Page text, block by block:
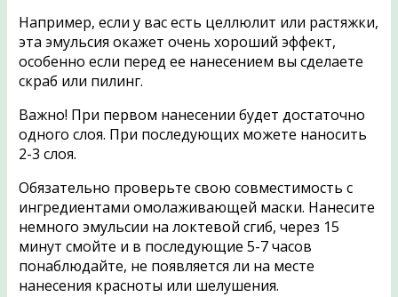
Например, если у вас есть целлюлит или растяжки,
эта эмульсия окажет очень хороший эффект,
особенно если перед ее нанесением вы сделаете
скраб или пилинг.
Важно! При первом нанесении будет достаточно
одного слоя. При последующих можете наносить
2-3 слоя.
Обязательно проверьте свою совместимость с
ингредиентами омолаживающей маски. Нанесите
немного эмульсии на локтевой сгиб, через 15
минут смойте и в последующие 5-7 часов
понаблюдайте, не появляется ли на месте
нанесения красноты или шелушения.